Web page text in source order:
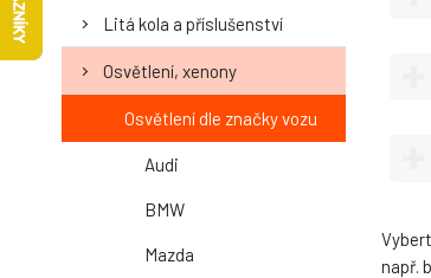
Litá kola a příslušenství
Osvětlení, xenony
Osvětlení dle značky vozu
Audi
BMW
Mazda
např.